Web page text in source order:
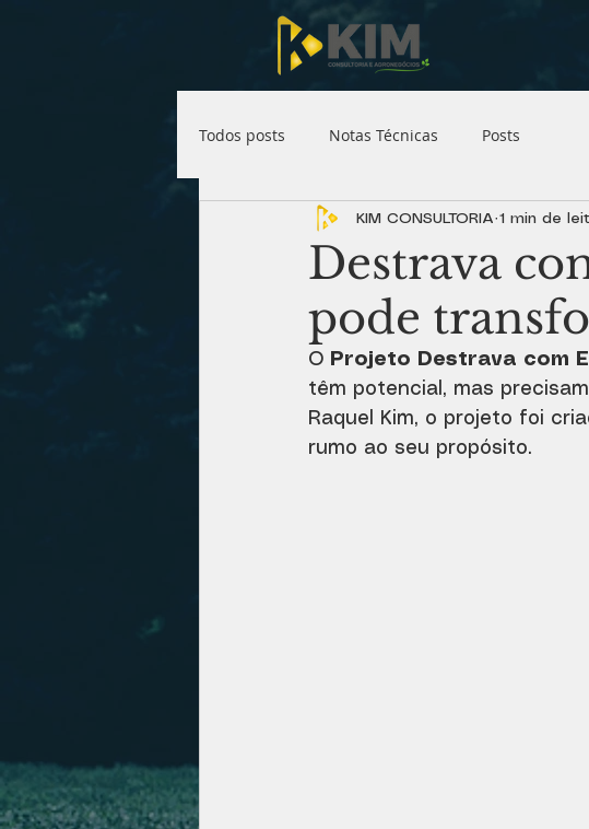
Todos posts Notas Técnicas Posts
Destrava
pode
KIM CONSULTORIA 1 min de
O Projeto Destrava com
têm potencial, mas
Raquel Kim, o projeto foi
rumo ao seu propósito.